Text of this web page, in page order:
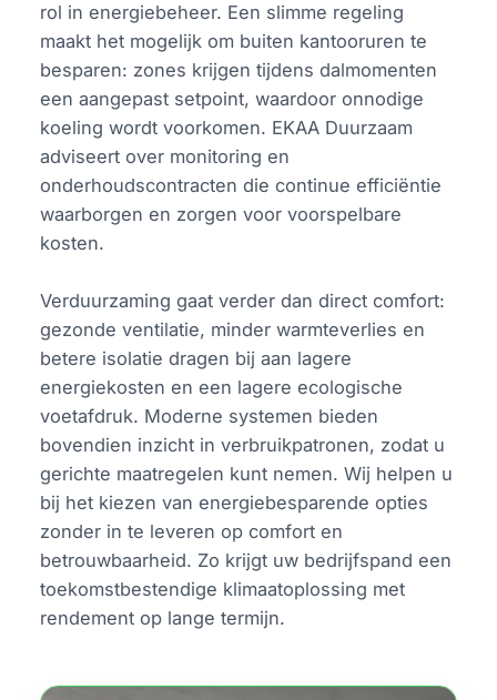
rol in energiebeheer. Een slimme regeling
maakt het mogelijk om buiten kantooruren te
besparen: zones krijgen tijdens dalmomenten
een aangepast setpoint, waardoor onnodige
koeling wordt voorkomen. EKAA Duurzaam
adviseert over monitoring en
onderhoudscontracten die continue efficiëntie
waarborgen en zorgen voor voorspelbare
kosten.
Verduurzaming gaat verder dan direct comfort:
gezonde ventilatie, minder warmteverlies en
betere isolatie dragen bij aan lagere
energiekosten en een lagere ecologische
voetafdruk. Moderne systemen bieden
bovendien inzicht in verbruikpatronen, zodat u
gerichte maatregelen kunt nemen. Wij helpen u
bij het kiezen van energiebesparende opties
zonder in te leveren op comfort en
betrouwbaarheid. Zo krijgt uw bedrijfspand een
toekomstbestendige klimaatoplossing met
rendement op lange termijn.